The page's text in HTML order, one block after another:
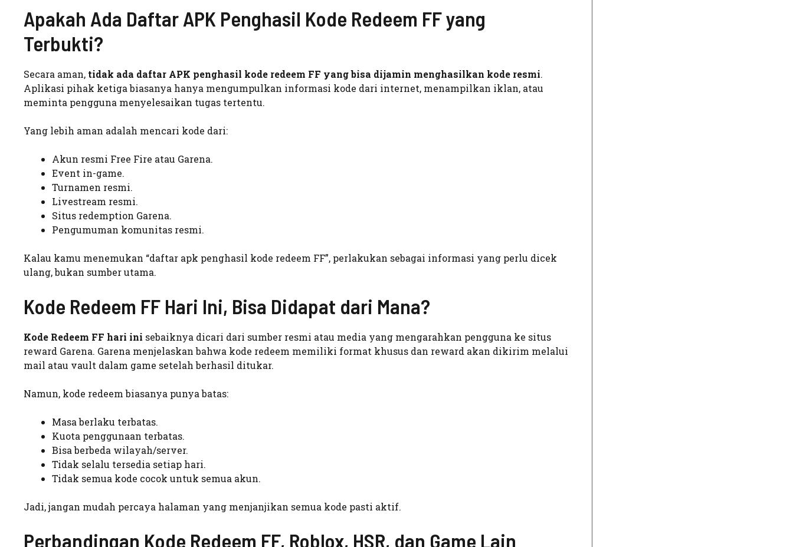
Apakah Ada Daftar APK Penghasil Kode Redeem FF yang
Terbukti?
Secara aman, tidak ada daftar APK penghasil kode redeem FF yang bisa dijamin menghasilkan kode resmi.
Aplikasi pihak ketiga biasanya hanya mengumpulkan informasi kode dari internet, menampilkan iklan, atau
meminta pengguna menyelesaikan tugas tertentu.
Yang lebih aman adalah mencari kode dari:
Akun resmi Free Fire atau Garena.
Event in-game.
Turnamen resmi.
Livestream resmi.
Situs redemption Garena.
Pengumuman komunitas resmi.
Kalau kamu menemukan “daftar apk penghasil kode redeem FF”, perlakukan sebagai informasi yang perlu dicek
ulang, bukan sumber utama.
Kode Redeem FF Hari Ini, Bisa Didapat dari Mana?
Kode Redeem FF hari ini sebaiknya dicari dari sumber resmi atau media yang mengarahkan pengguna ke situs
reward Garena. Garena menjelaskan bahwa kode redeem memiliki format khusus dan reward akan dikirim melalui
mail atau vault dalam game setelah berhasil ditukar.
Namun, kode redeem biasanya punya batas:
Masa berlaku terbatas.
Kuota penggunaan terbatas.
Bisa berbeda wilayah/server.
Tidak selalu tersedia setiap hari.
Tidak semua kode cocok untuk semua akun.
Jadi, jangan mudah percaya halaman yang menjanjikan semua kode pasti aktif.
Perbandingan Kode Redeem FF, Roblox, HSR, dan Game Lain